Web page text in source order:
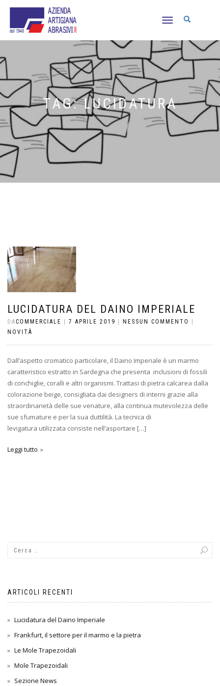
NAVIGAZIONE
TAG:LUCIDATURA
LUCIDATURA DEL DAINO IMPERIALE
DACOMMERCIALE 7 APRILE 2019 NESSUN COMMENTO
NOVITÀ
Dall’aspetto cromatico particolare, il Daino Imperiale è un marmo
caratteristico estratto in Sardegna che presenta inclusioni di fossili
di conchiglie, coralli e altri organismi. Trattasi di pietra calcarea dalla
colorazione beige, consigliata dai designers di interni grazie alla
straordinarietà delle sue venature, alla continua mutevolezza delle
sue sfumature e per la sua duttilità. La tecnica di
levigatura utilizzata consiste nell’asportare […]
Leggi tutto
ARTICOLI RECENTI
Lucidatura del Daino Imperiale
Frankfurt, il settore per il marmo e la pietra
Le Mole Trapezoidali
Mole Trapezoidali
Sezione News